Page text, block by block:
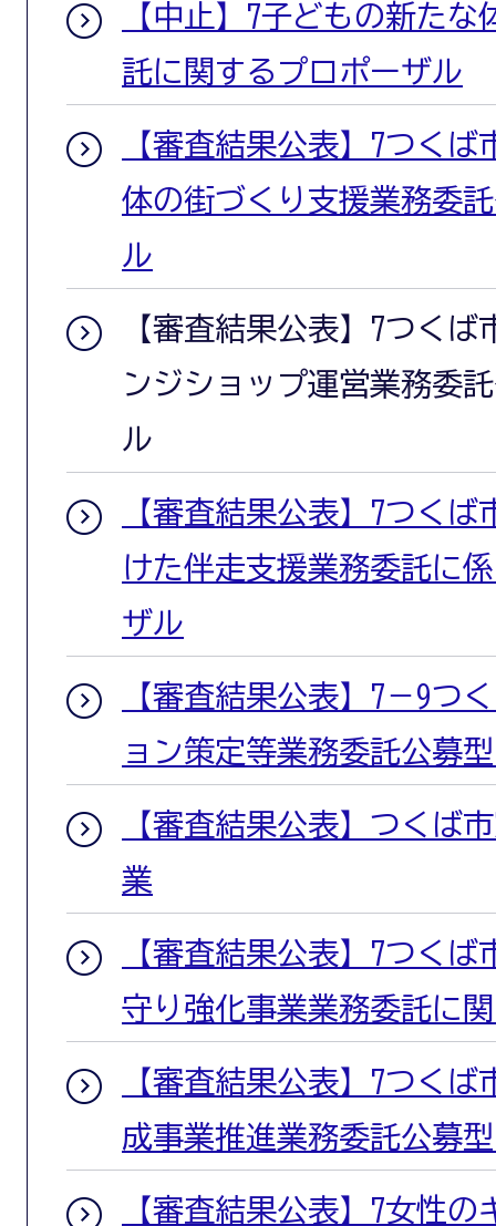
【中止】7子どもの新た
託に関するプロポーザル
【審査結果公表】7つく
体の街づくり支援業務委
ル
【審査結果公表】7つく
ンジショップ運営業務委
ル
【審査結果公表】7つく
けた伴走支援業務委託に
ザル
【審査結果公表】7－9つ
ョン策定等業務委託公募
【審査結果公表】つくば
業
【審査結果公表】7つく
守り強化事業業務委託に
【審査結果公表】7つく
成事業推進業務委託公募
【審査結果公表】7女性